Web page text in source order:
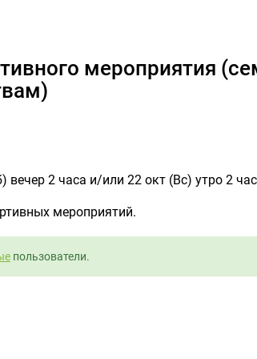
2 часа и/или 22 окт (Вс) утро 2
мероприятий.
пользователи.